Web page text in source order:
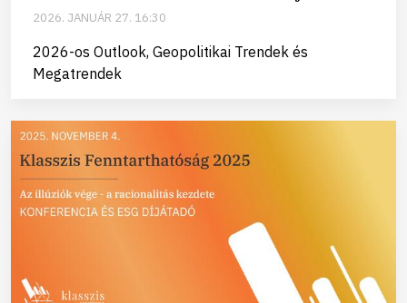
2026. JANUÁR 27. 16:30
2026-os Outlook, Geopolitikai Trendek és
Megatrendek